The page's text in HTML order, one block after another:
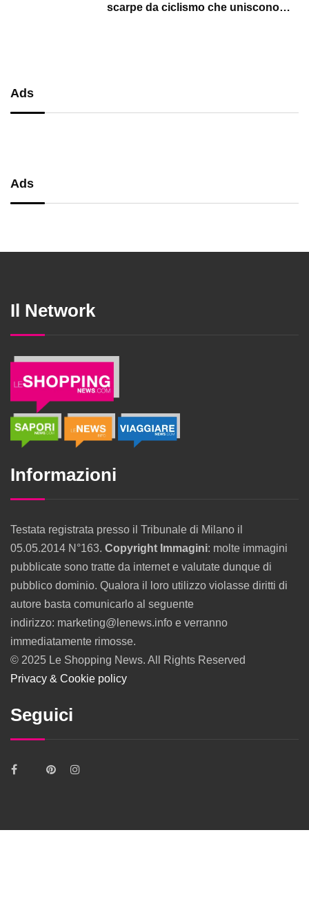
scarpe da ciclismo che uniscono
Ads
Ads
Il Network
Informazioni
Testata registrata presso il Tribunale di Milano il
05.05.2014 N°163. Copyright Immagini: molte immagini
pubblicate sono tratte da internet e valutate dunque di
pubblico dominio. Qualora il loro utilizzo violasse diritti di
autore basta comunicarlo al seguente
indirizzo: marketing@lenews.info e verranno
immediatamente rimosse.
© 2025 Le Shopping News. All Rights Reserved
Privacy & Cookie policy
Seguici